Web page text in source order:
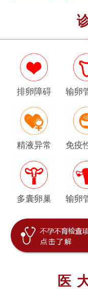
排卵障碍 输卵
精液异常 免疫
多囊卵巢 输卵
医